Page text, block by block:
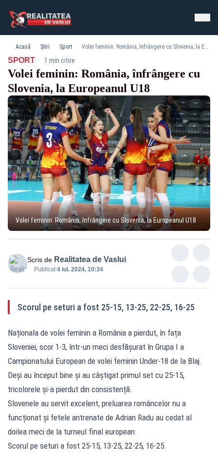
Acasă Știri Sport Volei feminin: România, înfrângere cu Slovenia, la Europeanul U18
SPORT· 1 min citire
Volei feminin: România, înfrângere cu
Slovenia, la Europeanul U18
Volei feminin: România, înfrângere cu Slovenia, la Europeanul U18
Scris de Realitatea de Vaslui
Publicat:4 iul. 2024, 10:34
Scorul pe seturi a fost 25-15, 13-25, 22-25, 16-25
Naționala de volei feminin a România a pierdut, în fața
Sloveniei, scor 1-3, într-un meci desfăşurat în Grupa I a
Campionatului European de volei feminin Under-18 de la Blaj.
Deși au început bine și au câștigat primul set cu 25-15,
tricolorele și-a pierdut din consistență.
Slovenele au servit excelent, preluarea româncelor nu a
funcționat și fetele antrenate de Adrian Radu au cedat al
doilea meci de la turneul final european.
Scorul pe seturi a fost 25-15, 13-25, 22-25, 16-25.